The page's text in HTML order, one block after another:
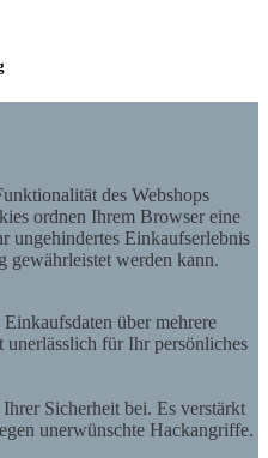
des Webshops
ordnen Ihrem Browser eine
ungehindertes Einkaufserlebnis
gewährleistet werden kann.
über mehrere
für Ihr persönliches
Sicherheit bei. Es verstärkt
unerwünschte Hackangriffe.